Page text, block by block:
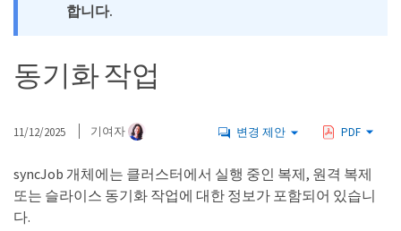
합니다.
동기화 작업
11/12/2025 기여자 변경 제안 PDF
syncJob 개체에는 클러스터에서 실행 중인 복제, 원격 복제
또는 슬라이스 동기화 작업에 대한 정보가 포함되어 있습니
다.